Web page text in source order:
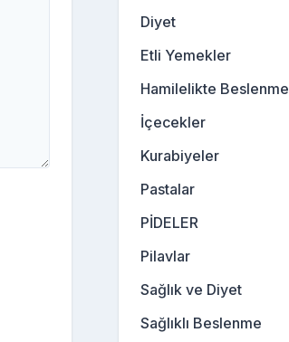
Diyet
Etli Yemekler
Hamilelikte Beslenme
İçecekler
Kurabiyeler
Pastalar
PİDELER
Pilavlar
Sağlık ve Diyet
Sağlıklı Beslenme